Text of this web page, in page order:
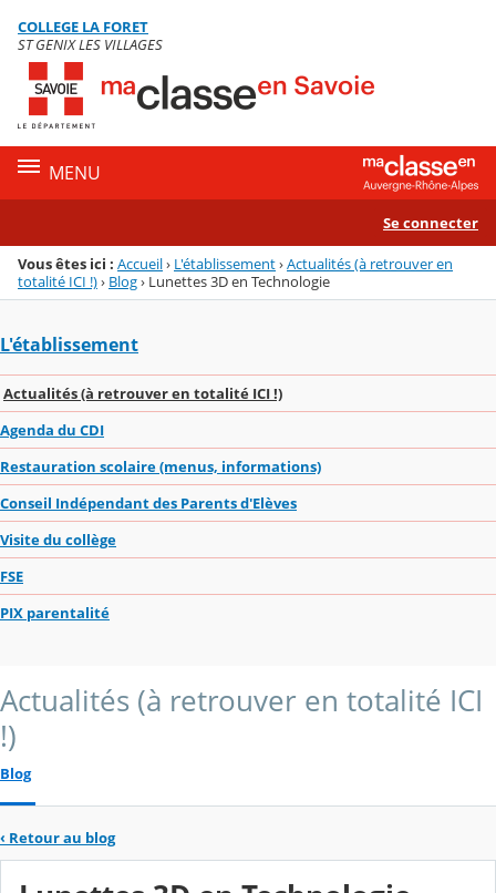
Menu de la rubrique
Contenu
COLLEGE LA FORET
ST GENIX LES VILLAGES
MENU
Se connecter
Vous êtes ici : Accueil› L'établissement›Actualités (à retrouver en
totalité ICI !)› Blog› Lunettes 3D en Technologie
L'établissement
Actualités (à retrouver en totalité ICI !)
Agenda du CDI
Restauration scolaire (menus, informations)
Conseil Indépendant des Parents d'Elèves
Visite du collège
FSE
PIX parentalité
Actualités (à retrouver en totalité ICI
!)
Blog
‹ Retour au blog